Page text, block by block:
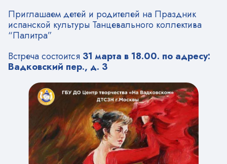
Приглашаем детей и родителей на Праздник
испанской культуры Танцевального коллектива
“Палитра”
Встреча состоится 31 марта в 18.00. по адресу:
Вадковский пер., д. 3